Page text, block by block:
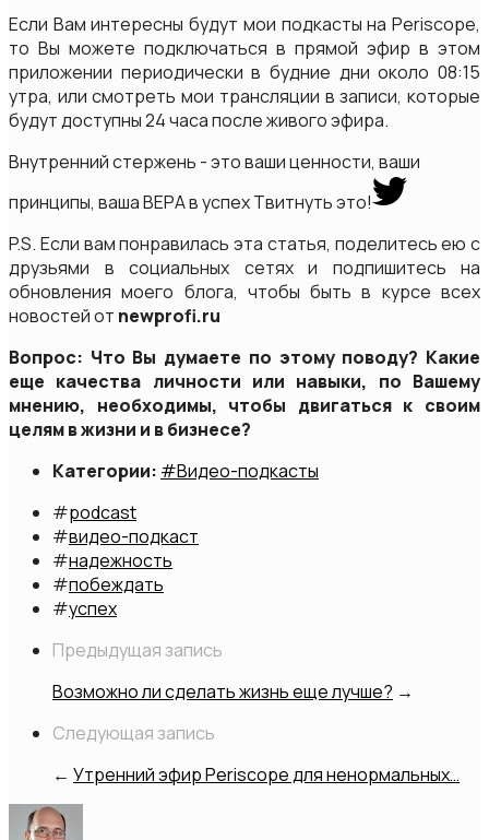
Если Вам интересны будут мои подкасты на Periscope,
то Вы можете подключаться в прямой эфир в этом
приложении периодически в будние дни около 08:15
утра, или смотреть мои трансляции в записи, которые
будут доступны 24 часа после живого эфира.
Внутренний стержень - это ваши ценности, ваши
принципы, ваша ВЕРА в успехТвитнуть это!
P.S. Если вам понравилась эта статья, поделитесь ею с
друзьями в социальных сетях и подпишитесь на
обновления моего блога, чтобы быть в курсе всех
новостей от newprofi.ru
Вопрос: Что Вы думаете по этому поводу? Какие
еще качества личности или навыки, по Вашему
мнению, необходимы, чтобы двигаться к своим
целям в жизни и в бизнесе?
Категории: #Видео-подкасты
#podcast
#видео-подкаст
#надежность
#побеждать
#успех
Предыдущая запись
Возможно ли сделать жизнь еще лучше? →
Следующая запись
← Утренний эфир Periscope для ненормальных…